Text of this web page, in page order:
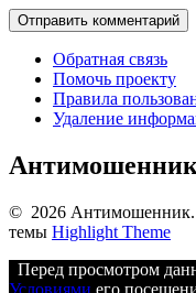
Обратная связь
Помочь проекту
Правила
Удаление
Антимошенник
© 2026 Антимошенник.
темы Highlight Theme
Перед просмотром
Условиями его